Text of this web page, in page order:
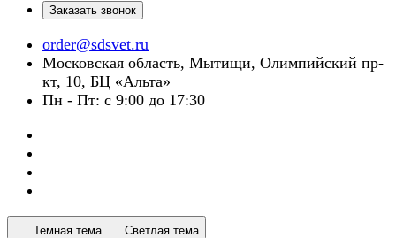
Заказать звонок
order@sdsvet.ru
Московская область, Мытищи, Олимпийский пр-
кт, 10, БЦ «Альта»
Пн - Пт: с 9:00 до 17:30
Темная тема Светлая тема